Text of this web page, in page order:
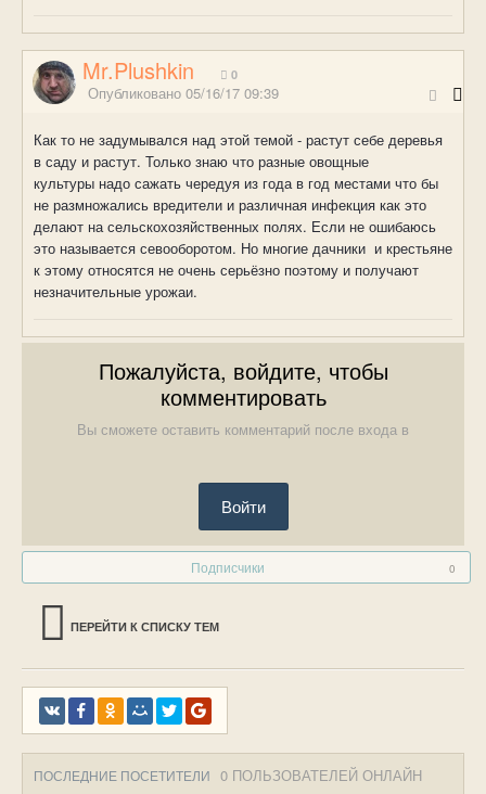
Mr.Plushkin 0
Опубликовано 05/16/17 09:39
Как то не задумывался над этой темой - растут себе деревья
в саду и растут. Только знаю что разные овощные
культуры надо сажать чередуя из года в год местами что бы
не размножались вредители и различная инфекция как это
делают на сельскохозяйственных полях. Если не ошибаюсь
это называется севооборотом. Но многие дачники и крестьяне
к этому относятся не очень серьёзно поэтому и получают
незначительные урожаи.
Пожалуйста, войдите, чтобы
комментировать
Вы сможете оставить комментарий после входа в
Войти
Подписчики 0
ПЕРЕЙТИ К СПИСКУ ТЕМ
ПОСЛЕДНИЕ ПОСЕТИТЕЛИ 0 ПОЛЬЗОВАТЕЛЕЙ ОНЛАЙН